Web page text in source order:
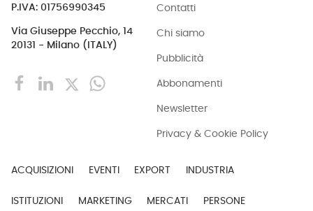
P.IVA: 01756990345
Via Giuseppe Pecchio, 14
20131 - Milano (ITALY)
Contatti
Chi siamo
Pubblicità
Abbonamenti
Newsletter
Privacy & Cookie Policy
ACQUISIZIONI EVENTI EXPORT INDUSTRIA
ISTITUZIONI MARKETING MERCATI PERSONE